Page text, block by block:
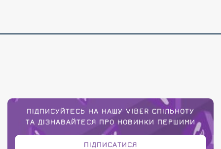
ПІДПИСУЙТЕСЬ НА НАШУ VIBER СПІЛЬНОТУ
ТА ДІЗНАВАЙТЕСЯ ПРО НОВИНКИ ПЕРШИМИ
ПІДПИСАТИСЯ